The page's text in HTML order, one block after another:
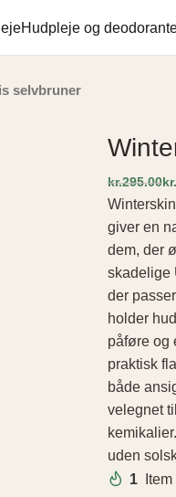
Hudpleje og
selvbruner
kr.295.00kr.
giver en
dem, der
skadelige
der
holder
påføre og
praktisk
både
velegnet
uden
1